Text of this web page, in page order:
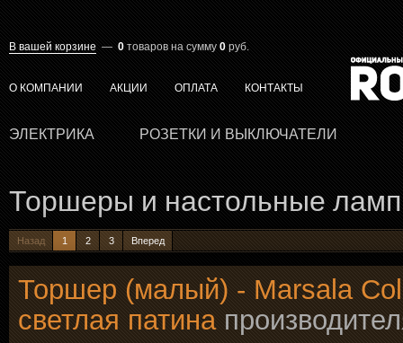
В вашей корзине — 0 товаров на сумму 0 руб.
О КОМПАНИИ АКЦИИ ОПЛАТА КОНТАКТЫ
ЭЛЕКТРИКА РОЗЕТКИ И ВЫКЛЮЧАТЕЛИ
Торшеры и настольные
Назад 1 2 3 Вперед
Торшер (малый) - Marsala
светлая патина